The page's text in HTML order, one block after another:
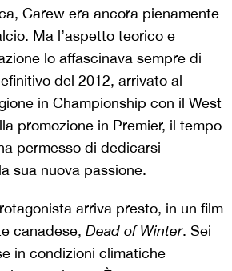
Carew era ancora pienamente
Ma l’aspetto teorico e
lo affascinava sempre di
del 2012, arrivato al
in Championship con il West
promozione in Premier, il tempo
permesso di dedicarsi
sua nuova passione.
arriva presto, in un film
canadese, Dead of Winter. Sei
in condizioni climatiche